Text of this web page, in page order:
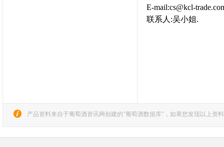
E-mail:cs@kcl-
联系人:吴小姐.
产品资料来自于葡萄酒资讯网创建的"葡萄酒数据库"，如果您发现以上资